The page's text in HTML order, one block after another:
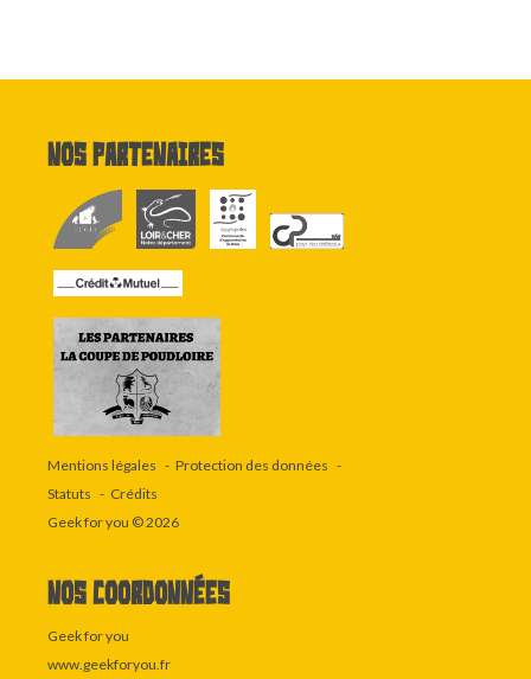
Nos partenaires
Mentions légales
Protection des données
Statuts
Crédits
Geek for you © 2026
Nos coordonnées
Geek for you
www.geekforyou.fr